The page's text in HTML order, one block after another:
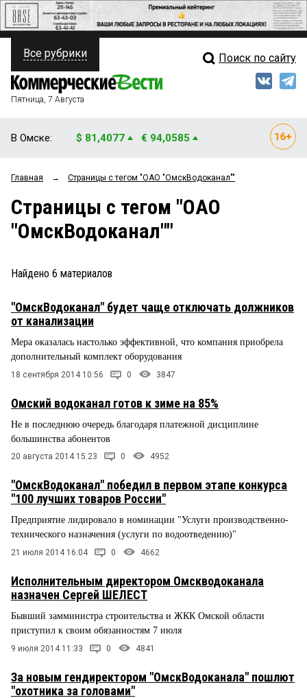
ПОЛИТИКА
ФИНАНСЫ
ОБЩЕСТВО
ЗАКОН
НОВОСТИ КОМПАНИЙ
ПРОИСШЕСТВИЯ
СТИЛЬ ЖИЗНИ
Свежий выпуск
Мнения
Рейтинги
Все рубрики Поиск по сайту
Пятница, 7 Августа
В Омске: $ 81,4077 € 94,0585
Главная → Страницы c тегом "ОАО "ОмскВодоканал""
Страницы c тегом "ОАО
"ОмскВодоканал""
Найдено 6 материалов
"ОмскВодоканал" будет чаще отключать должников
от канализации
Мера оказалась настолько эффективной, что компания приобрела
дополнительный комплект оборудования
18 сентября 2014 10:56 0 3847
Омский водоканал готов к зиме на 85%
Не в последнюю очередь благодаря платежной дисциплине
большинства абонентов
20 августа 2014 15:23 0 4952
"ОмскВодоканал" победил в первом этапе конкурса
"100 лучших товаров России"
Предприятие лидировало в номинации "Услуги производственно-
технического назначения (услуги по водоотведению)"
21 июля 2014 16:04 0 4662
Исполнительным директором Омскводоканала
назначен Сергей ШЕЛЕСТ
Бывший замминистра строительства и ЖКК Омской области
приступил к своим обязанностям 7 июля
9 июля 2014 11:33 0 4841
За новым гендиректором "ОмскВодоканала" пошлют
"охотника за головами"